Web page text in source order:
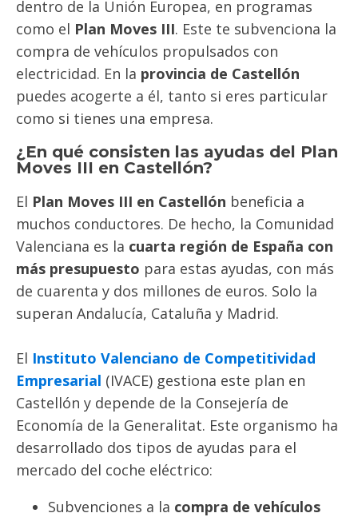
dentro de la Unión Europea, en programas
como el Plan Moves III. Este te subvenciona la
compra de vehículos propulsados con
electricidad. En la provincia de Castellón
puedes acogerte a él, tanto si eres particular
como si tienes una empresa.
¿En qué consisten las ayudas del Plan
Moves III en Castellón?
El Plan Moves III en Castellón beneficia a
muchos conductores. De hecho, la Comunidad
Valenciana es la cuarta región de España con
más presupuesto para estas ayudas, con más
de cuarenta y dos millones de euros. Solo la
superan Andalucía, Cataluña y Madrid.
El Instituto Valenciano de Competitividad
Empresarial (IVACE) gestiona este plan en
Castellón y depende de la Consejería de
Economía de la Generalitat. Este organismo ha
desarrollado dos tipos de ayudas para el
mercado del coche eléctrico:
Subvenciones a la compra de vehículos